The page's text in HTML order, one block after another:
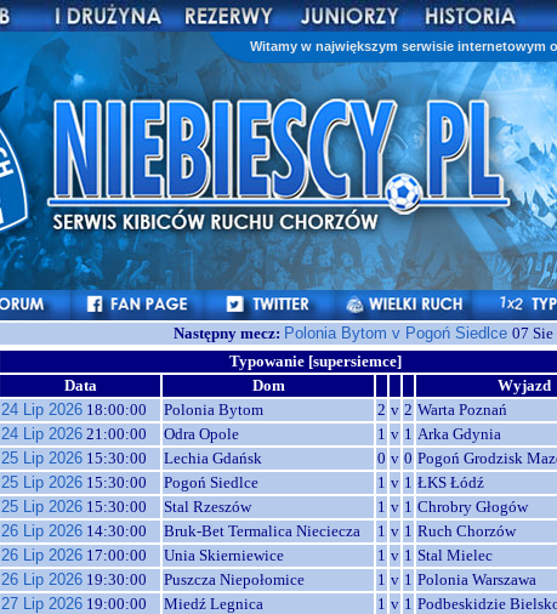
Witamy w największym serwisie internetowym
Następny mecz: Polonia Bytom v Pogoń Siedlce 07
Typowanie [supersiemce]
Data
Dom
Wyjazd
24 Lip 2026 18:00:00 Polonia Bytom 2 v 2 Warta Poznań
24 Lip 2026 21:00:00 Odra Opole 1 v 1 Arka Gdynia
25 Lip 2026 15:30:00 Lechia Gdańsk 0 v 0 Pogoń Grodzisk
25 Lip 2026 15:30:00 Pogoń Siedlce 1 v 1 ŁKS Łódź
25 Lip 2026 15:30:00 Stal Rzeszów 1 v 1 Chrobry Głogów
26 Lip 2026 14:30:00 Bruk-Bet Termalica Nieciecza 1 v 1 Ruch Chorzów
26 Lip 2026 17:00:00 Unia Skierniewice 1 v 1 Stal Mielec
26 Lip 2026 19:30:00 Puszcza Niepołomice 1 v 1 Polonia Warszawa
27 Lip 2026 19:00:00 Miedź Legnica 1 v 1 Podbeskidzie